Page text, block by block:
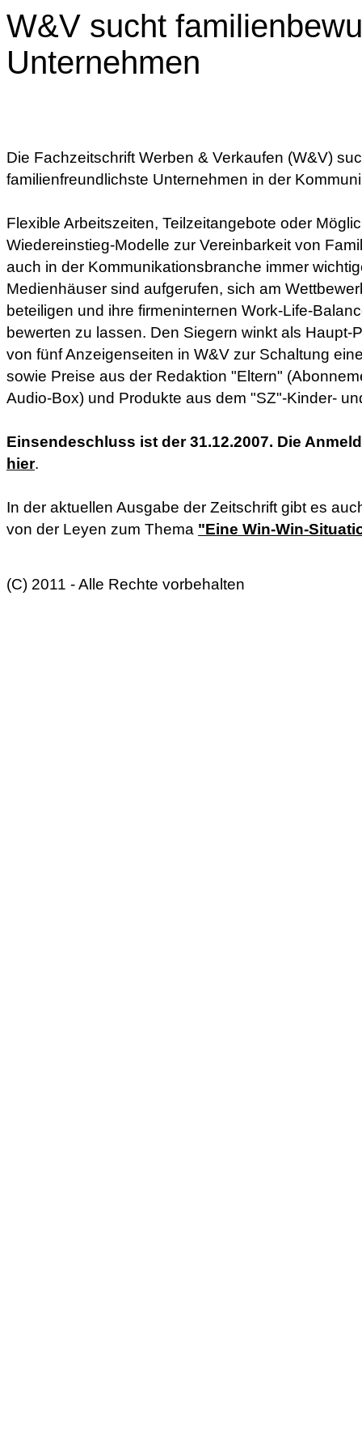
W&V sucht
Unternehmen
Die Fachzeitschrift Werben & Verkaufen (W&V)
familienfreundlichste Unternehmen in der
Flexible Arbeitszeiten, Teilzeitangebote oder
Wiedereinstieg-Modelle zur Vereinbarkeit von
auch in der Kommunikationsbranche immer
Medienhäuser sind aufgerufen, sich am
beteiligen und ihre firmeninternen Work-Life-
bewerten zu lassen. Den Siegern winkt als Haupt-
von fünf Anzeigenseiten in W&V zur Schaltung
sowie Preise aus der Redaktion "Eltern"
Audio-Box) und Produkte aus dem "SZ"-Kinder-
Einsendeschluss ist der 31.12.2007. Die
hier.
In der aktuellen Ausgabe der Zeitschrift gibt es
von der Leyen zum Thema "Eine Win-Win-
(C) 2011 - Alle Rechte vorbehalten